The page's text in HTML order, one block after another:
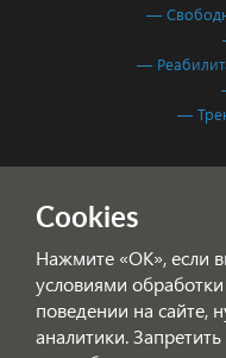
—
—
—
Согласие на
Cookies
Нажмите «ОК», если
условиями
поведении на сайте,
аналитики.